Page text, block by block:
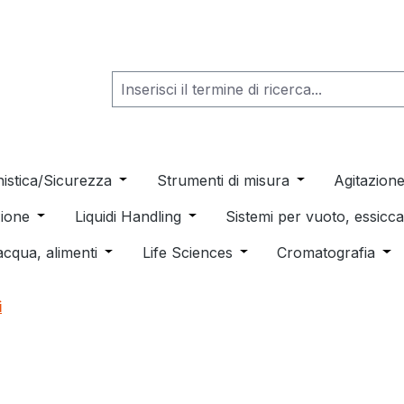
dropdown menu from the category Consumabili per
Sicurezza Open or close the dropdown menu
Strumenti di misura Open or close
menu from the category Distillazione,
Open or close the dropdown menu from the
Liquidi Handling Open or close the dropdown
Sistemi per vuoto,
from the category Pulizia e sterilizzazione
alimenti Open or close the dropdown menu from
Life Sciences Open or close the
Cromatografia